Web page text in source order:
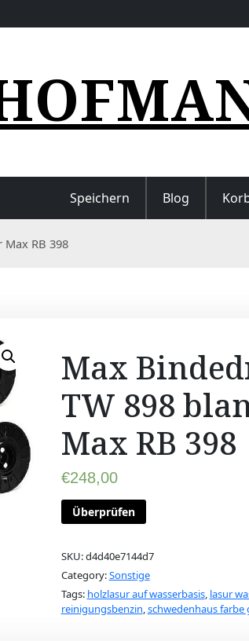
Speichern Blog
RB 398
Max
TW 898
Max RB 398
€248,00
Überprüfen
SKU:d4d40e7144d7
Category:Sonstige
Tags: holzlasur auf wasserbasis, lasur
reinigungsbenzin,schwedenhaus farbe